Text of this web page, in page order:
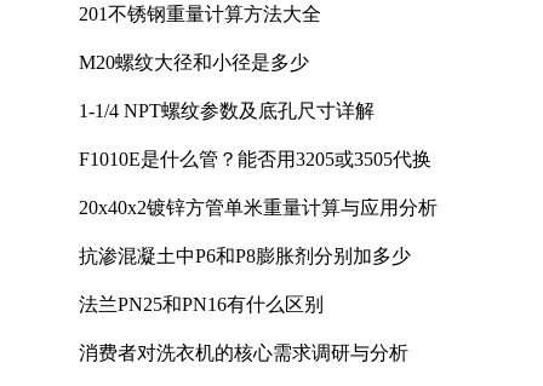
201不锈钢重量计算方法大全
M20螺纹大径和小径是多少
1-1/4 NPT螺纹参数及底孔尺寸详解
F1010E是什么管？能否用3205或3505代换
20x40x2镀锌方管单米重量计算与应用分析
抗渗混凝土中P6和P8膨胀剂分别加多少
法兰PN25和PN16有什么区别
消费者对洗衣机的核心需求调研与分析